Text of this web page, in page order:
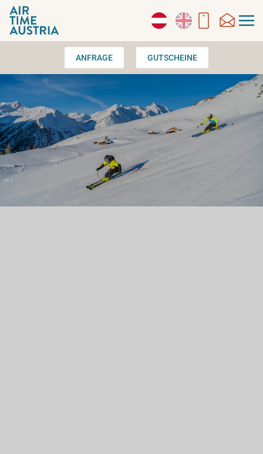
Zum Hauptinhalt springen
ANFRAGE GUTSCHEINE